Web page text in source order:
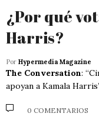
¿Por qué
Harris?
Por Hypermedia Magazine
The Conversation:
apoyan a Kamala
0 COMENTARIOS